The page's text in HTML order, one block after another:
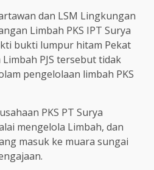
dan LSM Lingkungan
Limbah PKS IPT Surya
bukti lumpur hitam Pekat
PJS tersebut tidak
pengelolaan limbah PKS
PKS PT Surya
mengelola Limbah, dan
masuk ke muara sungai